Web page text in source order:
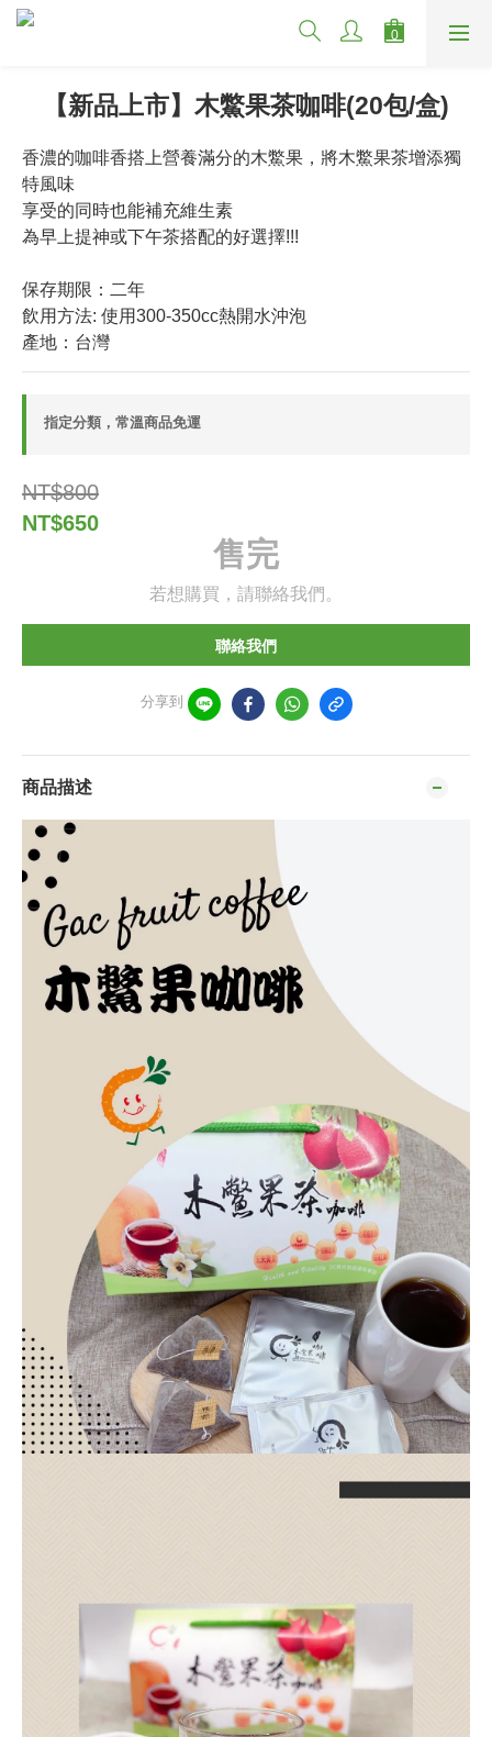
【新品上市】木鱉果茶咖啡(20包/盒)
香濃的咖啡香搭上營養滿分的木鱉果，將木鱉果茶增添獨
特風味
享受的同時也能補充維生素
為早上提神或下午茶搭配的好選擇!!!
保存期限：二年
飲用方法: 使用300-350cc熱開水沖泡
產地：台灣
指定分類，常溫商品免運
NT$800
NT$650
售完
若想購買，請聯絡我們。
聯絡我們
分享到
商品描述